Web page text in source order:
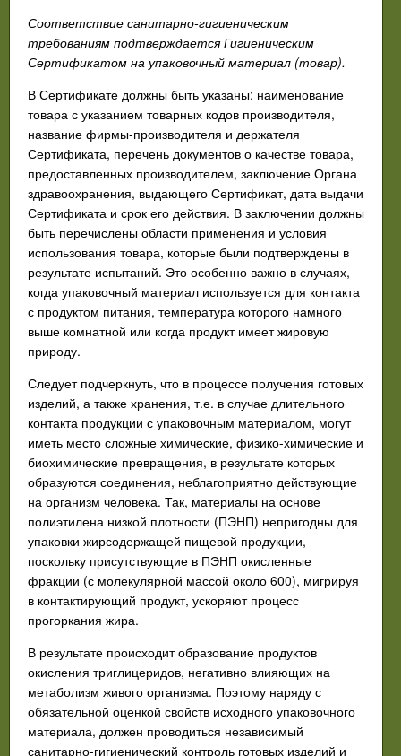
Соответствие санитарно-гигиеническим
требованиям подтверждается Гигиеническим
Сертификатом на упаковочный материал (товар).
В Сертификате должны быть указаны: наименование
товара с указанием товарных кодов производителя,
название фирмы-производителя и держателя
Сертификата, перечень документов о качестве товара,
предоставленных производителем, заключение Органа
здравоохранения, выдающего Сертификат, дата выдачи
Сертификата и срок его действия. В заключении должны
быть перечислены области применения и условия
использования товара, которые были подтверждены в
результате испытаний. Это особенно важно в случаях,
когда упаковочный материал используется для контакта
с продуктом питания, температура которого намного
выше комнатной или когда продукт имеет жировую
природу.
Следует подчеркнуть, что в процессе получения готовых
изделий, а также хранения, т.е. в случае длительного
контакта продукции с упаковочным материалом, могут
иметь место сложные химические, физико-химические и
биохимические превращения, в результате которых
образуются соединения, неблагоприятно действующие
на организм человека. Так, материалы на основе
полиэтилена низкой плотности (ПЭНП) непригодны для
упаковки жирсодержащей пищевой продукции,
поскольку присутствующие в ПЭНП окисленные
фракции (с молекулярной массой около 600), мигрируя
в контактирующий продукт, ускоряют процесс
прогоркания жира.
В результате происходит образование продуктов
окисления триглицеридов, негативно влияющих на
метаболизм живого организма. Поэтому наряду с
обязательной оценкой свойств исходного упаковочного
материала, должен проводиться независимый
санитарно-гигиенический контроль готовых изделий и